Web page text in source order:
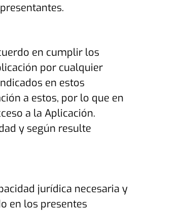
en cumplir los
por cualquier
en estos
a estos, por lo que en
a la Aplicación.
y según resulte
jurídica necesaria y
en los presentes